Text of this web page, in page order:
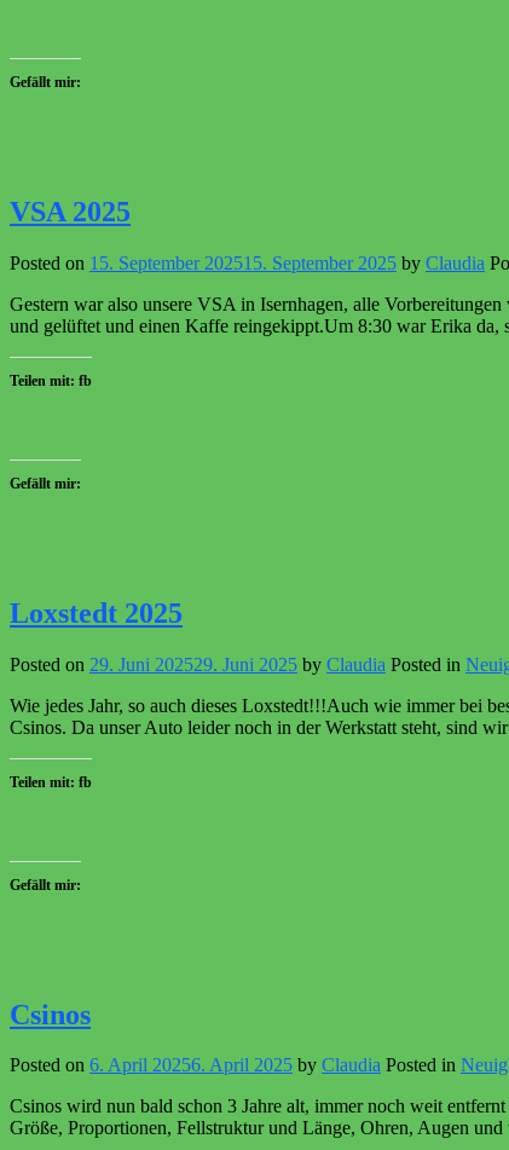
Gefällt mir:
VSA 2025
Posted on 15. September 202515. September 2025 by Claudia
Gestern war also unsere VSA in Isernhagen, alle
und gelüftet und einen Kaffe reingekippt.Um 8:30 war Erika
Teilen mit: fb
Gefällt mir:
Loxstedt 2025
Posted on 29. Juni 202529. Juni 2025 by Claudia Posted in
Wie jedes Jahr, so auch dieses Loxstedt!!!Auch wie immer bei
Csinos. Da unser Auto leider noch in der Werkstatt steht, sind
Teilen mit: fb
Gefällt mir:
Csinos
Posted on 6. April 20256. April 2025 by Claudia Posted in
Csinos wird nun bald schon 3 Jahre alt, immer noch weit
Größe, Proportionen, Fellstruktur und Länge, Ohren, Augen